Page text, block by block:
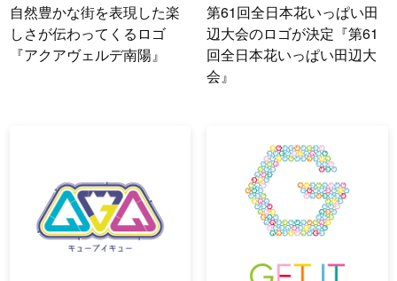
自然豊かな街を表現した楽
しさが伝わってくるロゴ
『アクアヴェルデ南陽』
第61回全日本花いっぱい田
辺大会のロゴが決定『第61
回全日本花いっぱい田辺大
会』